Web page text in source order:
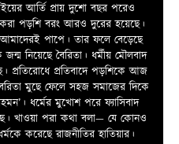
আর্তি প্রায় দুশো বছর পরেও
পড়শি বরং আরও দুরের হয়েছে।
আমাদেরই পাপে। তার ফলে বেড়েছে
নিয়েছে বৈরিতা। ধর্মীয় মৌলবাদ
প্রতিরোধে প্রতিবাদে পড়শিকে আজ
মুছে ফেলে সহজ সমাজের দিকে
ধর্মের মুখোশ পরে ফ্যাসিবাদ
খাওয়া পরা কথা বলা—­­ যে কোনও
করেছে রাজনীতির হাতিয়ার।